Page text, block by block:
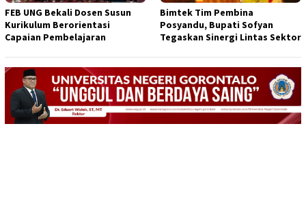
FEB UNG Bekali Dosen Susun
Kurikulum Berorientasi
Capaian Pembelajaran
Bimtek Tim Pembina
Posyandu, Bupati Sofyan
Tegaskan Sinergi Lintas Sektor